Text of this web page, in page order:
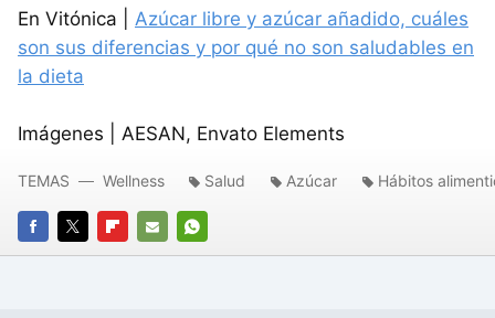
En Vitónica | Azúcar libre y azúcar añadido, cuáles
son sus diferencias y por qué no son saludables en
la dieta
Imágenes | AESAN, Envato Elements
FACEBOOK
TWITTERFLIPBOARD
E-
WHATSAPP
TEMAS Wellness Salud Azúcar Hábitos